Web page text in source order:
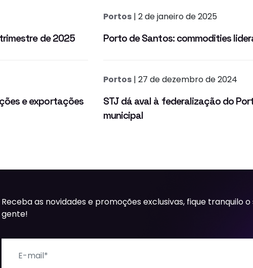
de 2025
e exportações
Portos | 2 de janeiro de 2025
Porto de Santos: commodities
Portos | 27 de dezembro de 2024
STJ dá aval à federalização do
municipal
Receba as novidades e promoções exclusivas, fique tranquilo
gente!